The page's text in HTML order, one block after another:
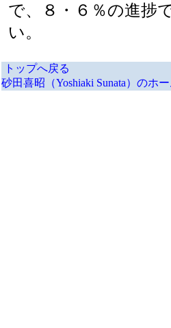
で、８・６％の進捗
い。
トップへ戻る
砂田喜昭（Yoshiaki Sunata）のホ